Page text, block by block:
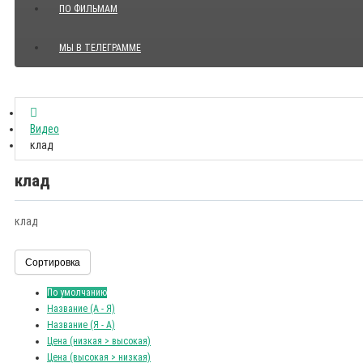
Показать все Цитаты с видео
ПО ФИЛЬМАМ
МЫ В ТЕЛЕГРАММЕ
Видео
клад
клад
клад
Сортировка
По умолчанию
Название (А - Я)
Название (Я - А)
Цена (низкая > высокая)
Цена (высокая > низкая)